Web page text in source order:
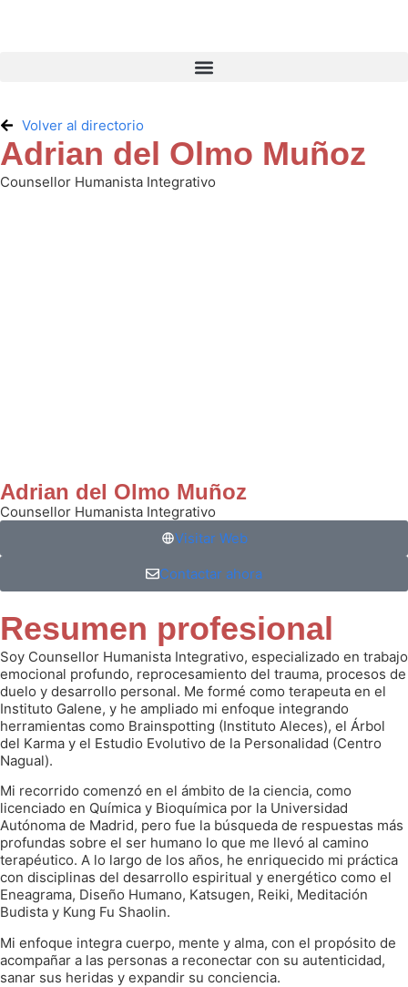
Volver al directorio
Adrian del Olmo Muñoz
Counsellor Humanista Integrativo
Adrian del Olmo Muñoz
Counsellor Humanista Integrativo
Visitar Web
Contactar ahora
Resumen profesional
Soy Counsellor Humanista Integrativo, especializado en trabajo
emocional profundo, reprocesamiento del trauma, procesos de
duelo y desarrollo personal. Me formé como terapeuta en el
Instituto Galene, y he ampliado mi enfoque integrando
herramientas como Brainspotting (Instituto Aleces), el Árbol
del Karma y el Estudio Evolutivo de la Personalidad (Centro
Nagual).
Mi recorrido comenzó en el ámbito de la ciencia, como
licenciado en Química y Bioquímica por la Universidad
Autónoma de Madrid, pero fue la búsqueda de respuestas más
profundas sobre el ser humano lo que me llevó al camino
terapéutico. A lo largo de los años, he enriquecido mi práctica
con disciplinas del desarrollo espiritual y energético como el
Eneagrama, Diseño Humano, Katsugen, Reiki, Meditación
Budista y Kung Fu Shaolin.
Mi enfoque integra cuerpo, mente y alma, con el propósito de
acompañar a las personas a reconectar con su autenticidad,
sanar sus heridas y expandir su conciencia.